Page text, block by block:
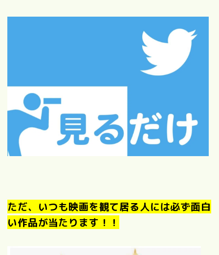
ただ、いつも映画を観て居る人には必ず面白
い作品が当たります！！